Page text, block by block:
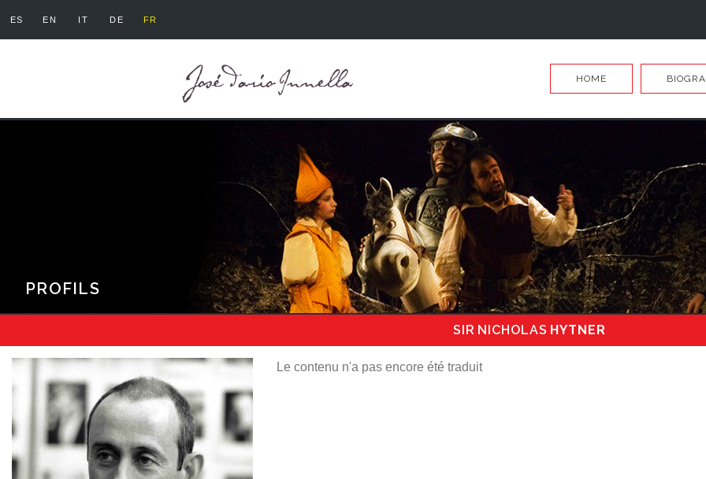
ES EN IT DE FR
HOME
PROFILS
SIR NICHOLAS HYTNER
Le contenu n'a pas encore été traduit